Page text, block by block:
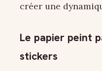
créer une
Le papier peint
stickers